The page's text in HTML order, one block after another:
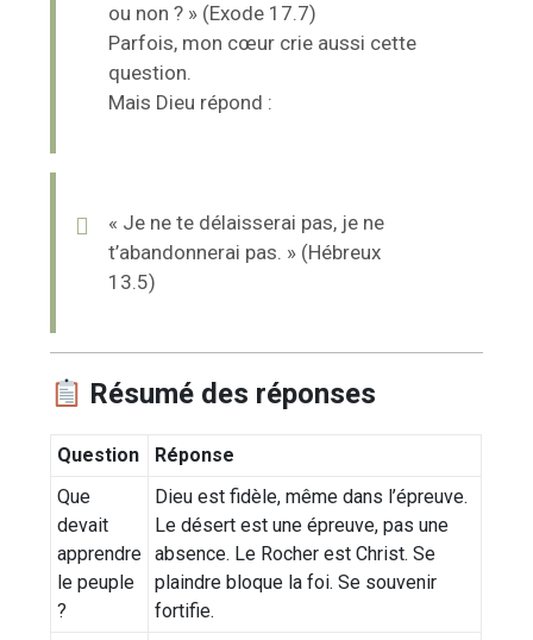
ou non ? » (Exode 17.7)
Parfois, mon cœur crie aussi cette
question.
Mais Dieu répond :
« Je ne te délaisserai pas, je ne
t’abandonnerai pas. » (Hébreux
13.5)
Résumé des réponses
Question
Réponse
Que
devait
apprendre
le peuple
?
Dieu est fidèle, même dans l’épreuve.
Le désert est une épreuve, pas une
absence. Le Rocher est Christ. Se
plaindre bloque la foi. Se souvenir
fortifie.